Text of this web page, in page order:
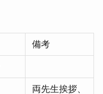
備考
両先生挨拶、